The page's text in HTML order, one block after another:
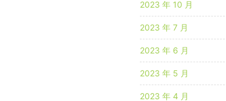
2023 年 10 月
2023 年 7 月
2023 年 6 月
2023 年 5 月
2023 年 4 月